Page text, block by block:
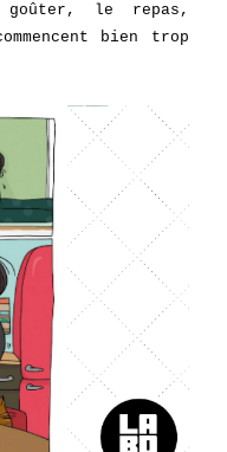
le repas,
bien trop